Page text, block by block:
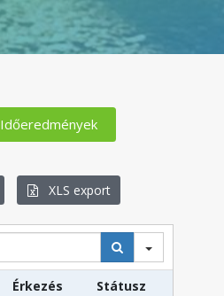
Időeredmények
XLS export
Érkezés
Státusz